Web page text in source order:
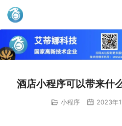
艾蒂娜科技
酒店小程序可以带来什
小程序 2023年